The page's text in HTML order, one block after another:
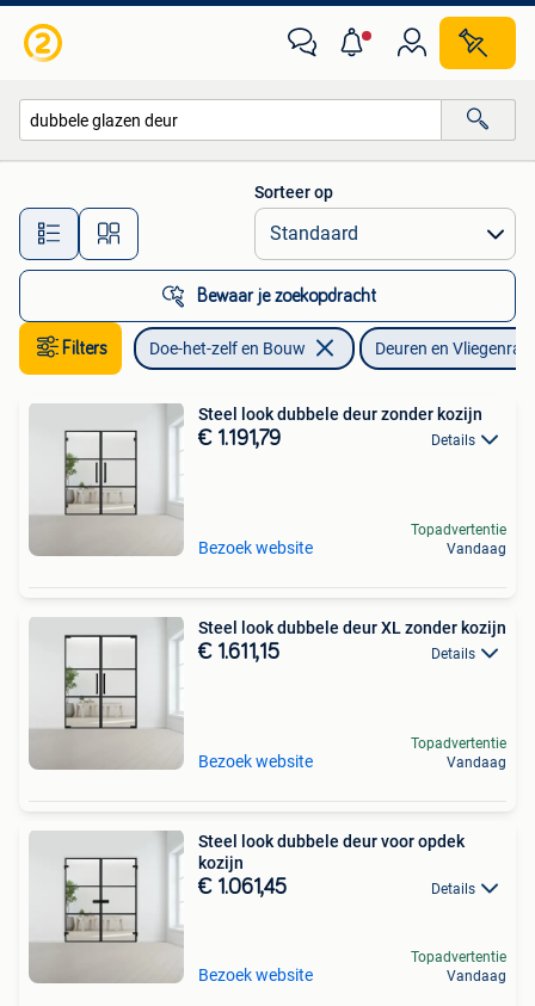
Alle afstanden…
Sorteer op
Bewaar je zoekopdracht
Filters Doe-het-zelf en Bouw Deuren en
Steel look dubbele deur zonder kozijn
€ 1.191,79 Details
Bezoek website
Topadvertentie
Vandaag
Steel look dubbele deur XL zonder kozijn
€ 1.611,15 Details
Bezoek website
Topadvertentie
Vandaag
Steel look dubbele deur voor opdek
kozijn
€ 1.061,45 Details
Bezoek website
Topadvertentie
Vandaag